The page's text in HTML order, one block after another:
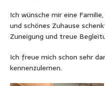
Ich wünsche mir eine
und schönes Zuhause
Zuneigung und treue
Ich freue mich schon sehr
kennenzulernen.